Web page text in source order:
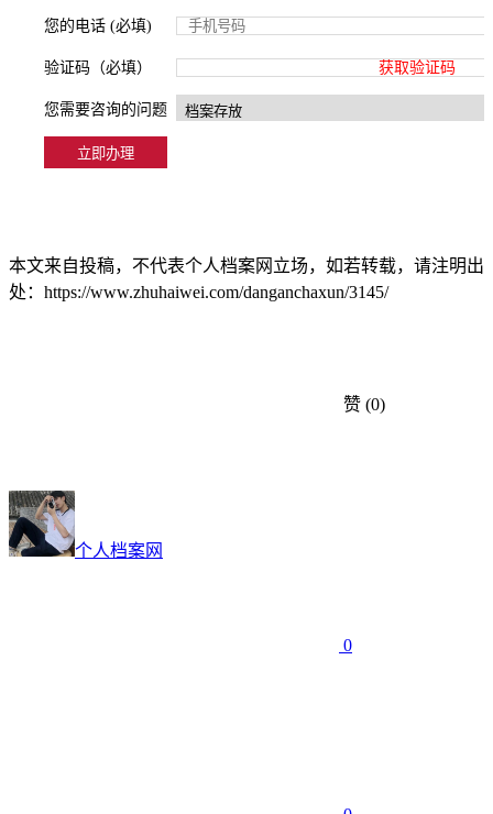
您的电话 (必填)
验证码（必填） 获取验证码
您需要咨询的问题
本文来自投稿，不代表个人档案网立场，如若转载，请注明出
处：https://www.zhuhaiwei.com/danganchaxun/3145/
赞 (0)
个人档案网
0